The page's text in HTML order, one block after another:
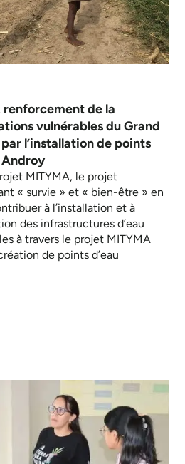
renforcement de la
vulnérables du Grand
l’installation de points
Androy
MITYMA, le projet
« survie » et « bien-être » en
à l’installation et à
des infrastructures d’eau
à travers le projet MITYMA
de points d’eau